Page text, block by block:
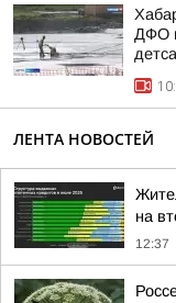
ДФО
ЛЕНТА НОВОСТЕЙ
на
12:37